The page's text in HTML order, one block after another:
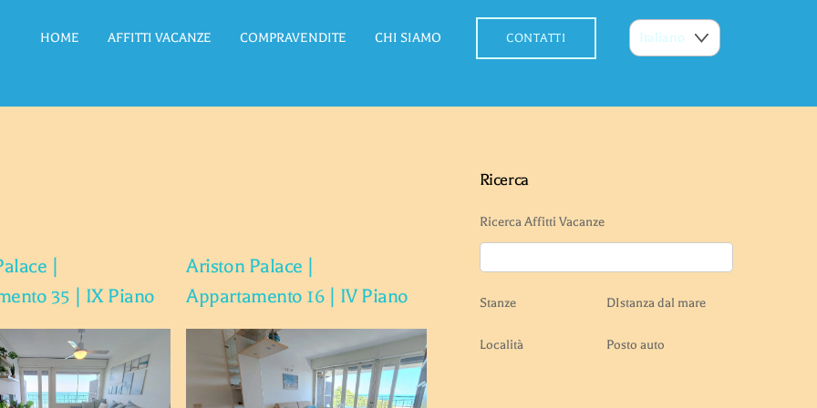
HOME AFFITTI VACANZE COMPRAVENDITE CHI SIAMO CONTATTI
|
35 | IX Piano
Ariston Palace |
Appartamento 16 | IV Piano
Ricerca
Ricerca Affitti Vacanze
Stanze
Località
DIstanza dal mare
Posto auto